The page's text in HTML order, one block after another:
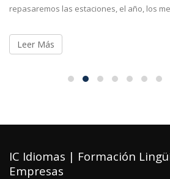
repasaremos las estaciones, el año, los
Leer Más
IC Idiomas | Formación
Empresas